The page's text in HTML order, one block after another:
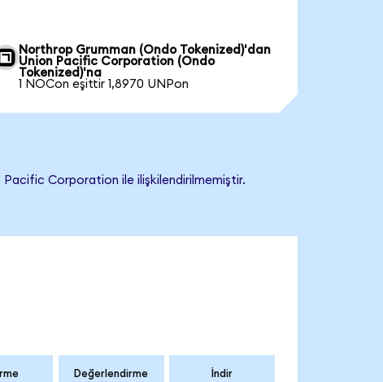
Northrop Grumman (Ondo Tokenized)'dan
Union Pacific Corporation (Ondo
Tokenized)'na
1 NOCon eşittir 1,8970 UNPon
Corporation ile ilişkilendirilmemiştir.
Değerlendirme İndir